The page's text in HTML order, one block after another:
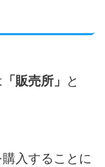
「販売所」
と
入することに